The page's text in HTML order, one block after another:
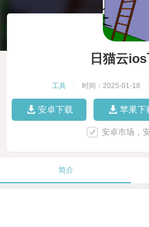
日猫云
工具 时间：2025-01-18
安卓下载 苹果下
安卓市场，
简介